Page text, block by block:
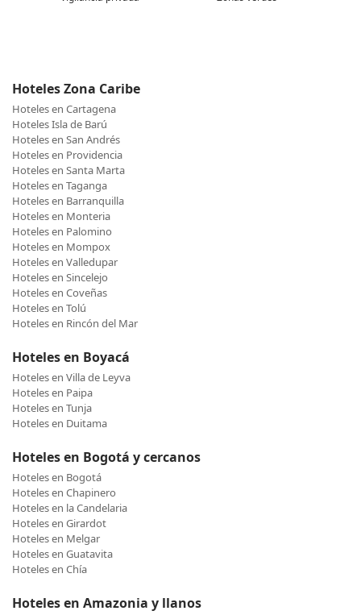
Hoteles Zona Caribe
Hoteles en Cartagena
Hoteles Isla de Barú
Hoteles en San Andrés
Hoteles en Providencia
Hoteles en Santa Marta
Hoteles en Taganga
Hoteles en Barranquilla
Hoteles en Monteria
Hoteles en Palomino
Hoteles en Mompox
Hoteles en Valledupar
Hoteles en Sincelejo
Hoteles en Coveñas
Hoteles en Tolú
Hoteles en Rincón del Mar
Hoteles en Boyacá
Hoteles en Villa de Leyva
Hoteles en Paipa
Hoteles en Tunja
Hoteles en Duitama
Hoteles en Bogotá y cercanos
Hoteles en Bogotá
Hoteles en Chapinero
Hoteles en la Candelaria
Hoteles en Girardot
Hoteles en Melgar
Hoteles en Guatavita
Hoteles en Chía
Hoteles en Amazonia y llanos